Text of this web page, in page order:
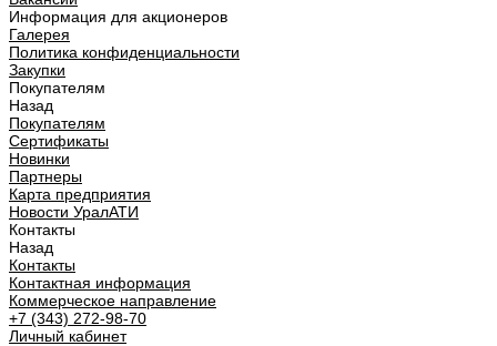
Информация для акционеров
Галерея
Политика конфиденциальности
Закупки
Покупателям
Назад
Покупателям
Сертификаты
Новинки
Партнеры
Карта предприятия
Новости УралАТИ
Контакты
Назад
Контакты
Контактная информация
Коммерческое направление
+7 (343) 272-98-70
Личный кабинет